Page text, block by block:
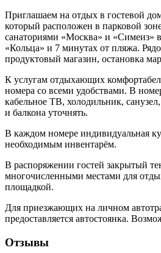
Приглашаем на отдых в гостевой
который расположен в парковой
санаториями «Москва» и «Симеиз»
«Кольца» и 7 минутах от пляжа.
продуктовый магазин, остановка
К услугам отдыхающих
номера со всеми удобствами. В
кабельное ТВ, холодильник,
и балкона уточнять.
В каждом номере индивидуальная
необходимым инвентарём.
В распоряжении гостей закрытый
многочисленными местами для
площадкой.
Для приезжающих на личном
предоставляется автостоянка.
Отзывы